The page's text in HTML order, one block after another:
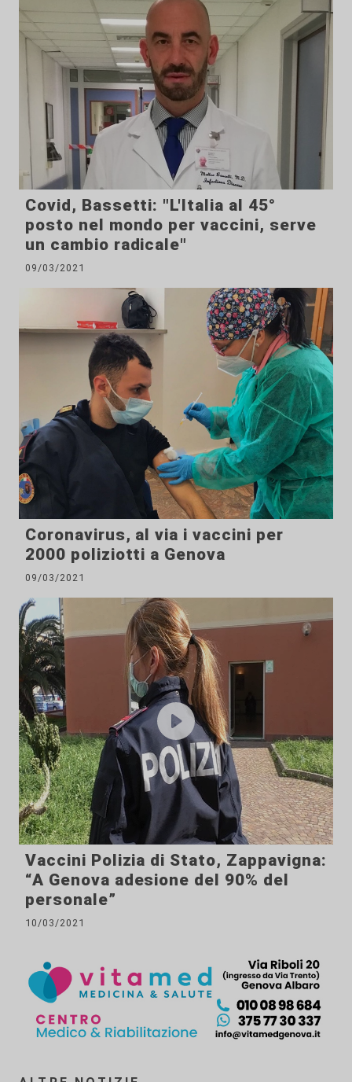
Covid, Bassetti: "L'Italia al 45°
posto nel mondo per vaccini, serve
un cambio radicale"
09/03/2021
Coronavirus, al via i vaccini per
2000 poliziotti a Genova
09/03/2021
Vaccini Polizia di Stato, Zappavigna:
“A Genova adesione del 90% del
personale”
10/03/2021